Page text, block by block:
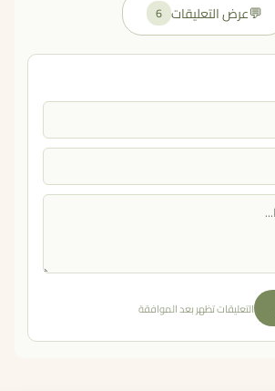
💬عرض التعليقات 6
التعليقات تظهر بعد الموافقة